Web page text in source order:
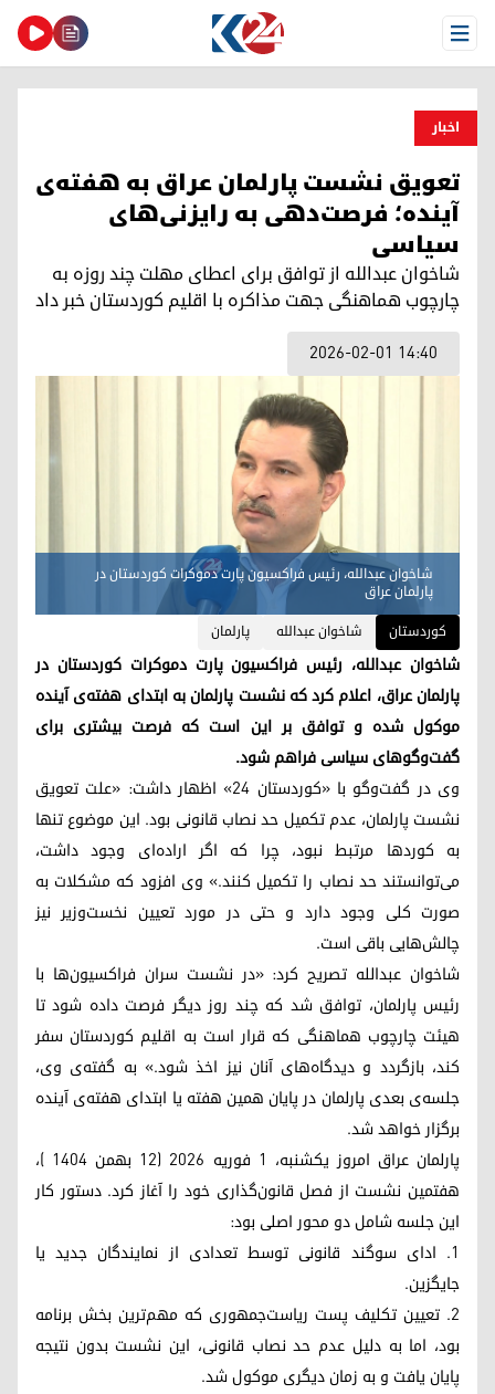
Open Menu
اخبار
تعویق نشست پارلمان عراق به هفته‌ی
آینده؛ فرصت‌دهی به رایزنی‌های
سیاسی
شاخوان عبدالله از توافق برای اعطای مهلت چند روزه به
چارچوب هماهنگی جهت مذاکره با اقلیم کوردستان خبر داد
2026-02-01 14:40
شاخوان عبدالله، رئیس فراکسیون پارت دموکرات کوردستان در
پارلمان عراق
کوردستان
شاخوان عبدالله پارلمان
شاخوان عبدالله، رئیس فراکسیون پارت دموکرات کوردستان در
پارلمان عراق، اعلام کرد که نشست پارلمان به ابتدای هفته‌ی آینده
موکول شده و توافق بر این است که فرصت بیشتری برای
گفت‌وگوهای سیاسی فراهم شود.
وی در گفت‌وگو با «کوردستان ۲۴» اظهار داشت: «علت تعویق
نشست پارلمان، عدم تکمیل حد نصاب قانونی بود. این موضوع تنها
به کوردها مرتبط نبود، چرا که اگر اراده‌ای وجود داشت،
می‌توانستند حد نصاب را تکمیل کنند.» وی افزود که مشکلات به
صورت کلی وجود دارد و حتی در مورد تعیین نخست‌وزیر نیز
چالش‌هایی باقی است.
شاخوان عبدالله تصریح کرد: «در نشست سران فراکسیون‌ها با
رئیس پارلمان، توافق شد که چند روز دیگر فرصت داده شود تا
هیئت چارچوب هماهنگی که قرار است به اقلیم کوردستان سفر
کند، بازگردد و دیدگاه‌های آنان نیز اخذ شود.» به گفته‌ی وی،
جلسه‌ی بعدی پارلمان در پایان همین هفته یا ابتدای هفته‌ی آینده
برگزار خواهد شد.
پارلمان عراق امروز یکشنبه، ۱ فوریه ۲۰۲۶ (۱۲ بهمن ۱۴۰۴ )،
هفتمین نشست از فصل قانون‌گذاری خود را آغاز کرد. دستور کار
این جلسه شامل دو محور اصلی بود:
۱. ادای سوگند قانونی توسط تعدادی از نمایندگان جدید یا
جایگزین.
۲. تعیین تکلیف پست ریاست‌جمهوری که مهم‌ترین بخش برنامه
بود، اما به دلیل عدم حد نصاب قانونی، این نشست بدون نتیجه
پایان یافت و به زمان دیگری موکول شد.